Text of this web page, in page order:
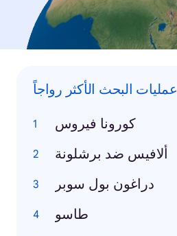
عمليات البحث الأكثر رواجاً
كورونا فيروس
ألافيس ضد برشلونة
دراغون بول سوبر
طاسو